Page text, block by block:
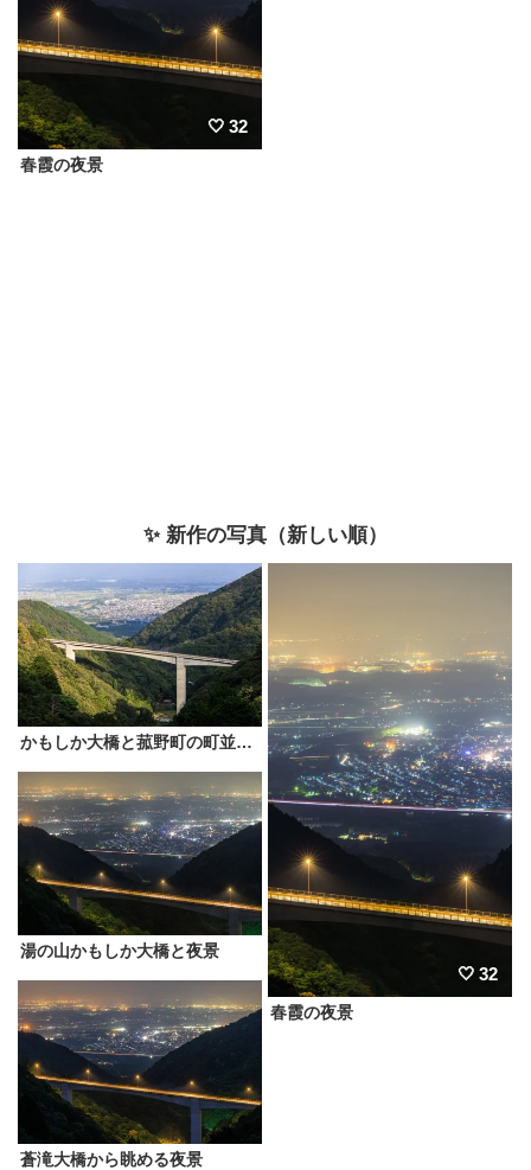
32
春霞の夜景
✨ 新作の写真（新しい順）
かもしか大橋と菰野町の町並みと
32
春霞の夜景
湯の山かもしか大橋と夜景
蒼滝大橋から眺める夜景